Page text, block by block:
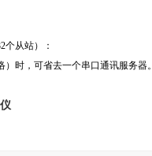
从站）：
时，可省去一个串口通讯服务器。